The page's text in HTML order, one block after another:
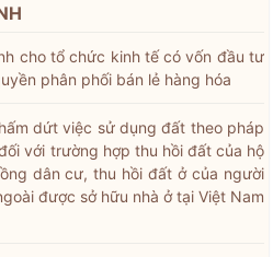
cho tổ chức kinh tế có vốn đầu tư
phân phối bán lẻ hàng hóa
dứt việc sử dụng đất theo pháp
với trường hợp thu hồi đất của hộ
dân cư, thu hồi đất ở của người
được sở hữu nhà ở tại Việt Nam